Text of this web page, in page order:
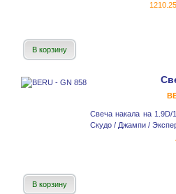
В корзину
Свеча накала на 1.9D/
Скудо / Джампи /
В корзину